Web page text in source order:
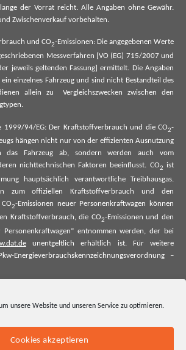
unsere Website und unseren Service zu optimieren.
Cookies akzeptieren
der Vorrat reicht. Alle Angaben ohne Gewähr.
Zwischenverkauf vorbehalten.
und CO2-Emissionen: Die angegebenen Werte
Messverfahren [VO (EG) 715/2007 und
jeweils geltenden Fassung] ermittelt. Die Angaben
einzelnes Fahrzeug und sind nicht Bestandteil des
allein zu Vergleichszwecken zwischen den
1999/94/EG: Der Kraftstoffverbrauch und die CO2-
hängen nicht nur von der effizienten Ausnutzung
das Fahrzeug ab, sondern werden auch vom
nichttechnischen Faktoren beeinflusst. CO2
ist
hauptsächlich verantwortliche Treibhausgas.
zum offiziellen Kraftstoffverbrauch und den
2-Emissionen neuer Personenkraftwagen können
Kraftstoffverbrauch, die CO2-Emissionen und den
entnommen werden, der bei
unentgeltlich erhältlich ist. Für weitere
Energieverbrauchskennzeichnungsverordnung –
Emissionen und ggf. zum Stromverbrauch neuer
Emissionen und den offiziellen Stromverbrauch
werden. Dieser ist an allen Verkaufsstellen und bei